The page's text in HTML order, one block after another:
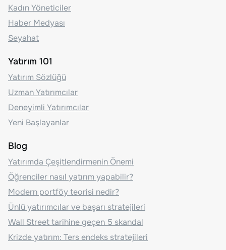
Kadın Yöneticiler
Haber Medyası
Seyahat
Yatırım 101
Yatırım Sözlüğü
Uzman Yatırımcılar
Deneyimli Yatırımcılar
Yeni Başlayanlar
Blog
Yatırımda Çeşitlendirmenin Önemi
Öğrenciler nasıl yatırım yapabilir?
Modern portföy teorisi nedir?
Ünlü yatırımcılar ve başarı stratejileri
Wall Street tarihine geçen 5 skandal
Krizde yatırım: Ters endeks stratejileri